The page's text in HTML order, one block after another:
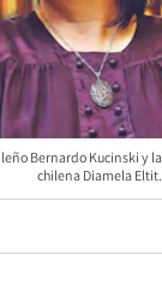
Bernardo Kucinski y la
chilena Diamela Eltit.